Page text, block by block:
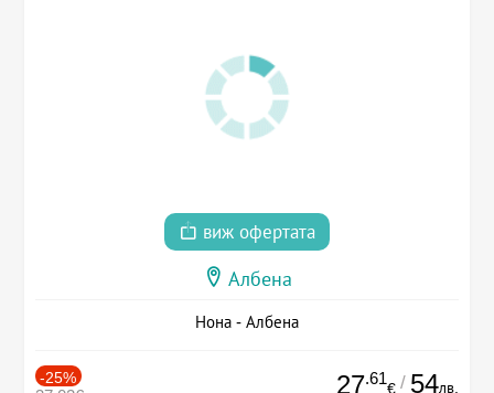
виж офертата
Албена
Нона - Албена
-25% 27.61
€ / 54лв.